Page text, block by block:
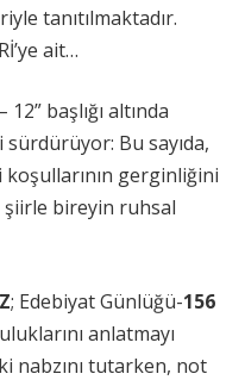
tanıtılmaktadır.
ait…
başlığı altında
Bu sayıda,
gerginliğini
şiirle bireyin ruhsal
; Edebiyat Günlüğü-156
anlatmayı
nabzını tutarken, not